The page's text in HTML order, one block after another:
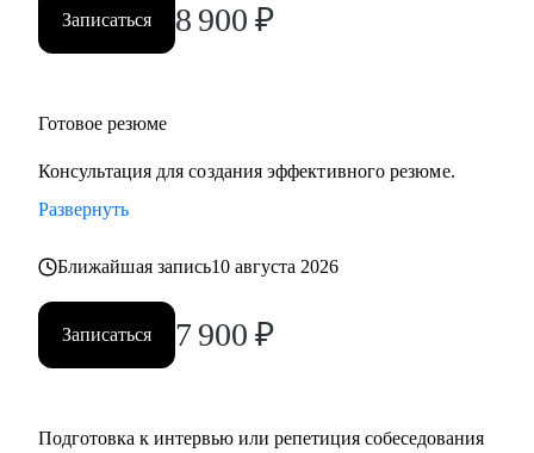
Записаться 8 900 ₽
Готовое резюме
Консультация для создания эффективного резюме.
Развернуть
Ближайшая запись10 августа 2026
Записаться 7 900 ₽
Подготовка к интервью или репетиция собеседования